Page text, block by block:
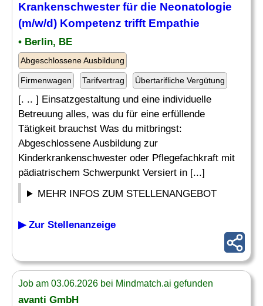
Krankenschwester für die Neonatologie
(m/w/d) Kompetenz trifft Empathie
• Berlin, BE
Abgeschlossene Ausbildung
Firmenwagen Tarifvertrag Übertarifliche Vergütung
[. .. ] Einsatzgestaltung und eine individuelle
Betreuung alles, was du für eine erfüllende
Tätigkeit brauchst Was du mitbringst:
Abgeschlossene Ausbildung zur
Kinderkrankenschwester oder Pflegefachkraft mit
pädiatrischem Schwerpunkt Versiert in [...]
MEHR INFOS ZUM STELLENANGEBOT
▶ Zur Stellenanzeige
Job am 03.06.2026 bei Mindmatch.ai gefunden
avanti GmbH